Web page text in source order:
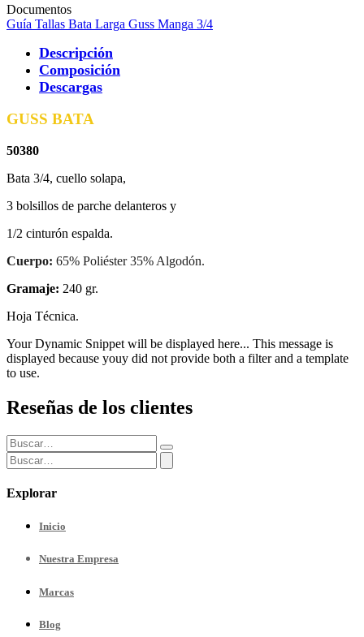
Documentos
Guía Tallas Bata Larga Guss Manga 3/4
Descripción
Composición
Descargas
GUSS BATA
50380
Bata 3/4, cuello solapa,
3 bolsillos de parche delanteros y
1/2 cinturón espalda.
Cuerpo: 65% Poliéster 35% Algodón.
Gramaje: 240 gr.
Hoja Técnica.
Your Dynamic Snippet will be displayed here... This message is
displayed because youy did not provide both a filter and a template
to use.
Reseñas de los clientes
Explorar
Inicio
Nuestra Empresa
Marcas
Blog